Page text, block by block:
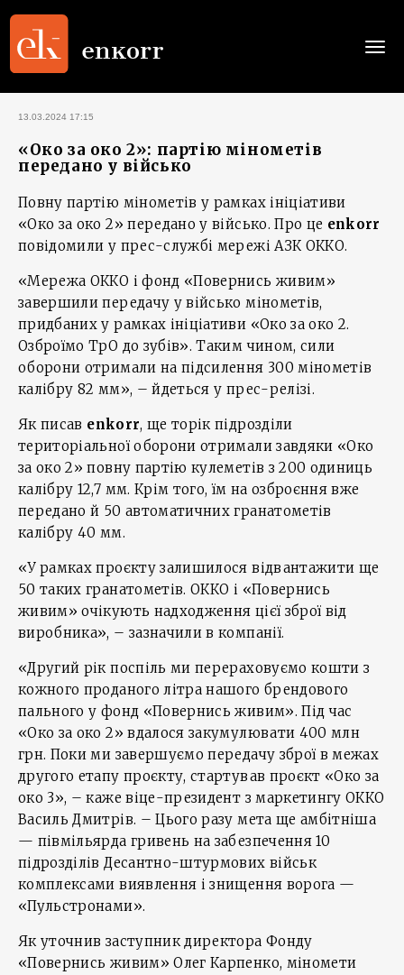
13.03.2024 17:15
«Око за око 2»: партію мінометів
передано у військо
Повну партію мінометів у рамках ініціативи
«Око за око 2» передано у військо. Про це enkorr
повідомили у прес-службі мережі АЗК ОККО.
«Мережа ОККО і фонд «Повернись живим»
завершили передачу у військо мінометів,
придбаних у рамках ініціативи «Око за око 2.
Озброїмо ТрО до зубів». Таким чином, сили
оборони отримали на підсилення 300 мінометів
калібру 82 мм», – йдеться у прес-релізі.
Як писав enkorr, ще торік підрозділи
територіальної оборони отримали завдяки «Око
за око 2» повну партію кулеметів з 200 одиниць
калібру 12,7 мм. Крім того, їм на озброєння вже
передано й 50 автоматичних гранатометів
калібру 40 мм.
«У рамках проєкту залишилося відвантажити ще
50 таких гранатометів. ОККО і «Повернись
живим» очікують надходження цієї зброї від
виробника», – зазначили в компанії.
«Другий рік поспіль ми перераховуємо кошти з
кожного проданого літра нашого брендового
пального у фонд «Повернись живим». Під час
«Око за око 2» вдалося закумулювати 400 млн
грн. Поки ми завершуємо передачу зброї в межах
другого етапу проєкту, стартував проєкт «Око за
око 3», – каже віце-президент з маркетингу ОККО
Василь Дмитрів. – Цього разу мета ще амбітніша
— півмільярда гривень на забезпечення 10
підрозділів Десантно-штурмових військ
комплексами виявлення і знищення ворога —
«Пульстронами».
Як уточнив заступник директора Фонду
«Повернись живим» Олег Карпенко, міномети